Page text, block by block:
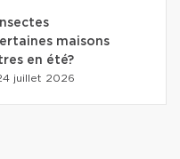
maisons
en été?
juillet 2026